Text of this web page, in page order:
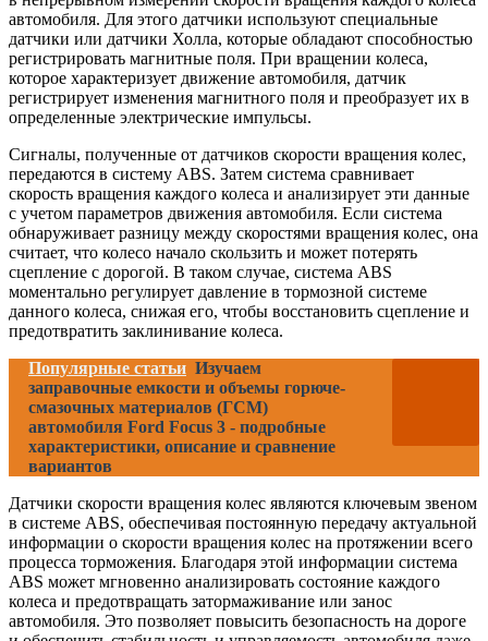
автомобиля. Для этого датчики используют специальные
датчики или датчики Холла, которые обладают способностью
регистрировать магнитные поля. При вращении колеса,
которое характеризует движение автомобиля, датчик
регистрирует изменения магнитного поля и преобразует их в
определенные электрические импульсы.
Сигналы, полученные от датчиков скорости вращения колес,
передаются в систему ABS. Затем система сравнивает
скорость вращения каждого колеса и анализирует эти данные
с учетом параметров движения автомобиля. Если система
обнаруживает разницу между скоростями вращения колес, она
считает, что колесо начало скользить и может потерять
сцепление с дорогой. В таком случае, система ABS
моментально регулирует давление в тормозной системе
данного колеса, снижая его, чтобы восстановить сцепление и
предотвратить заклинивание колеса.
Популярные статьи Изучаем
заправочные емкости и объемы горюче-
смазочных материалов (ГСМ)
автомобиля Ford Focus 3 - подробные
характеристики, описание и сравнение
вариантов
Датчики скорости вращения колес являются ключевым звеном
в системе ABS, обеспечивая постоянную передачу актуальной
информации о скорости вращения колес на протяжении всего
процесса торможения. Благодаря этой информации система
ABS может мгновенно анализировать состояние каждого
колеса и предотвращать затормаживание или занос
автомобиля. Это позволяет повысить безопасность на дороге